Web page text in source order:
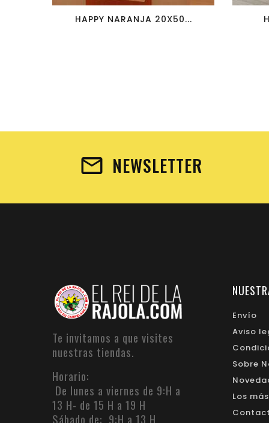
HAPPY NARANJA 20X50...
NEWSLETTER
Te invitamos a que visites
nuestras tiendas.
Horario:
De lunes a viernes de 9:H a
13 H- de 15 H a 19 H
Sábado de: 9:H a 13 H
Envío
Aviso
Sobre
Los